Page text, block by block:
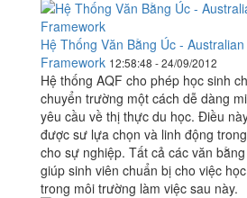
Hệ Thống Văn Bằng Úc -
Framework 12:58:48 - 24/09/2012
Hệ thống AQF cho phép học sinh
chuyển trường một cách dễ dàng
yêu cầu về thị thực du học. Điều
được sư lựa chọn và linh động
cho sự nghiệp. Tất cả các văn
giúp sinh viên chuẩn bị cho việc
trong môi trường làm việc sau này.